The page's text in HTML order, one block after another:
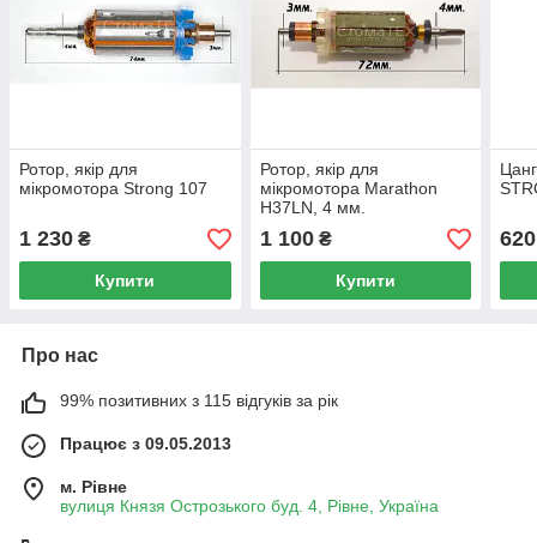
Ротор, якір для
мікромотора Strong 107
1 230 ₴
Купити
Ротор, якір для
мікромотора Marathon
H37LN, 4 мм.
1 100₴
Купити
620
Про нас
99% позитивних з 115 відгуків за рік
Працює з 09.05.2013
м. Рівне
вулиця Князя Острозького буд. 4, Рівне, Україна